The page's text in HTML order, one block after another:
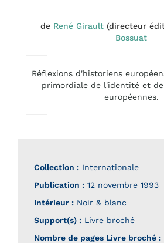
de René Girault(directeur
Bossuat
Réflexions d'historiens
primordiale de l'identité et
européennes.
Collection : Internationale
Publication : 12 novembre 1993
Intérieur : Noir & blanc
Support(s) : Livre broché
Nombre de pages Livre broché :